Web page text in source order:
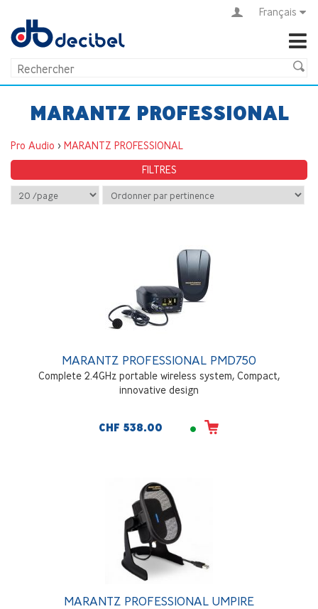
Français
MARANTZ PROFESSIONAL
Pro Audio > MARANTZ PROFESSIONAL
FILTRES
MARANTZ PROFESSIONAL PMD750
Complete 2.4GHz portable wireless system, Compact,
innovative design
CHF 538.00
MARANTZ PROFESSIONAL UMPIRE